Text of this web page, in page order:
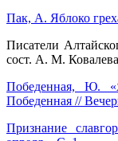
Пак, А. Яблоко
Писатели
сост. А. М.
Победенная, Ю.
Победенная //
Признание